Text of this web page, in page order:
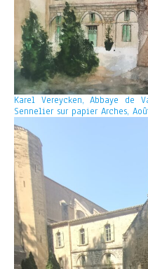
Karel Vereycken, Abbaye de
Sennelier sur papier Arches,